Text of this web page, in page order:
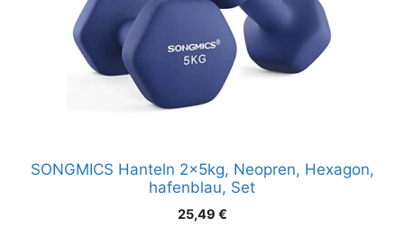
SONGMICS Hanteln 2x5kg, Neopren, Hexagon,
hafenblau, Set
25,49 €